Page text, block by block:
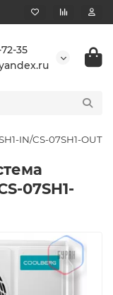
72-35
IN/CS-07SH1-OUT
07SH1-